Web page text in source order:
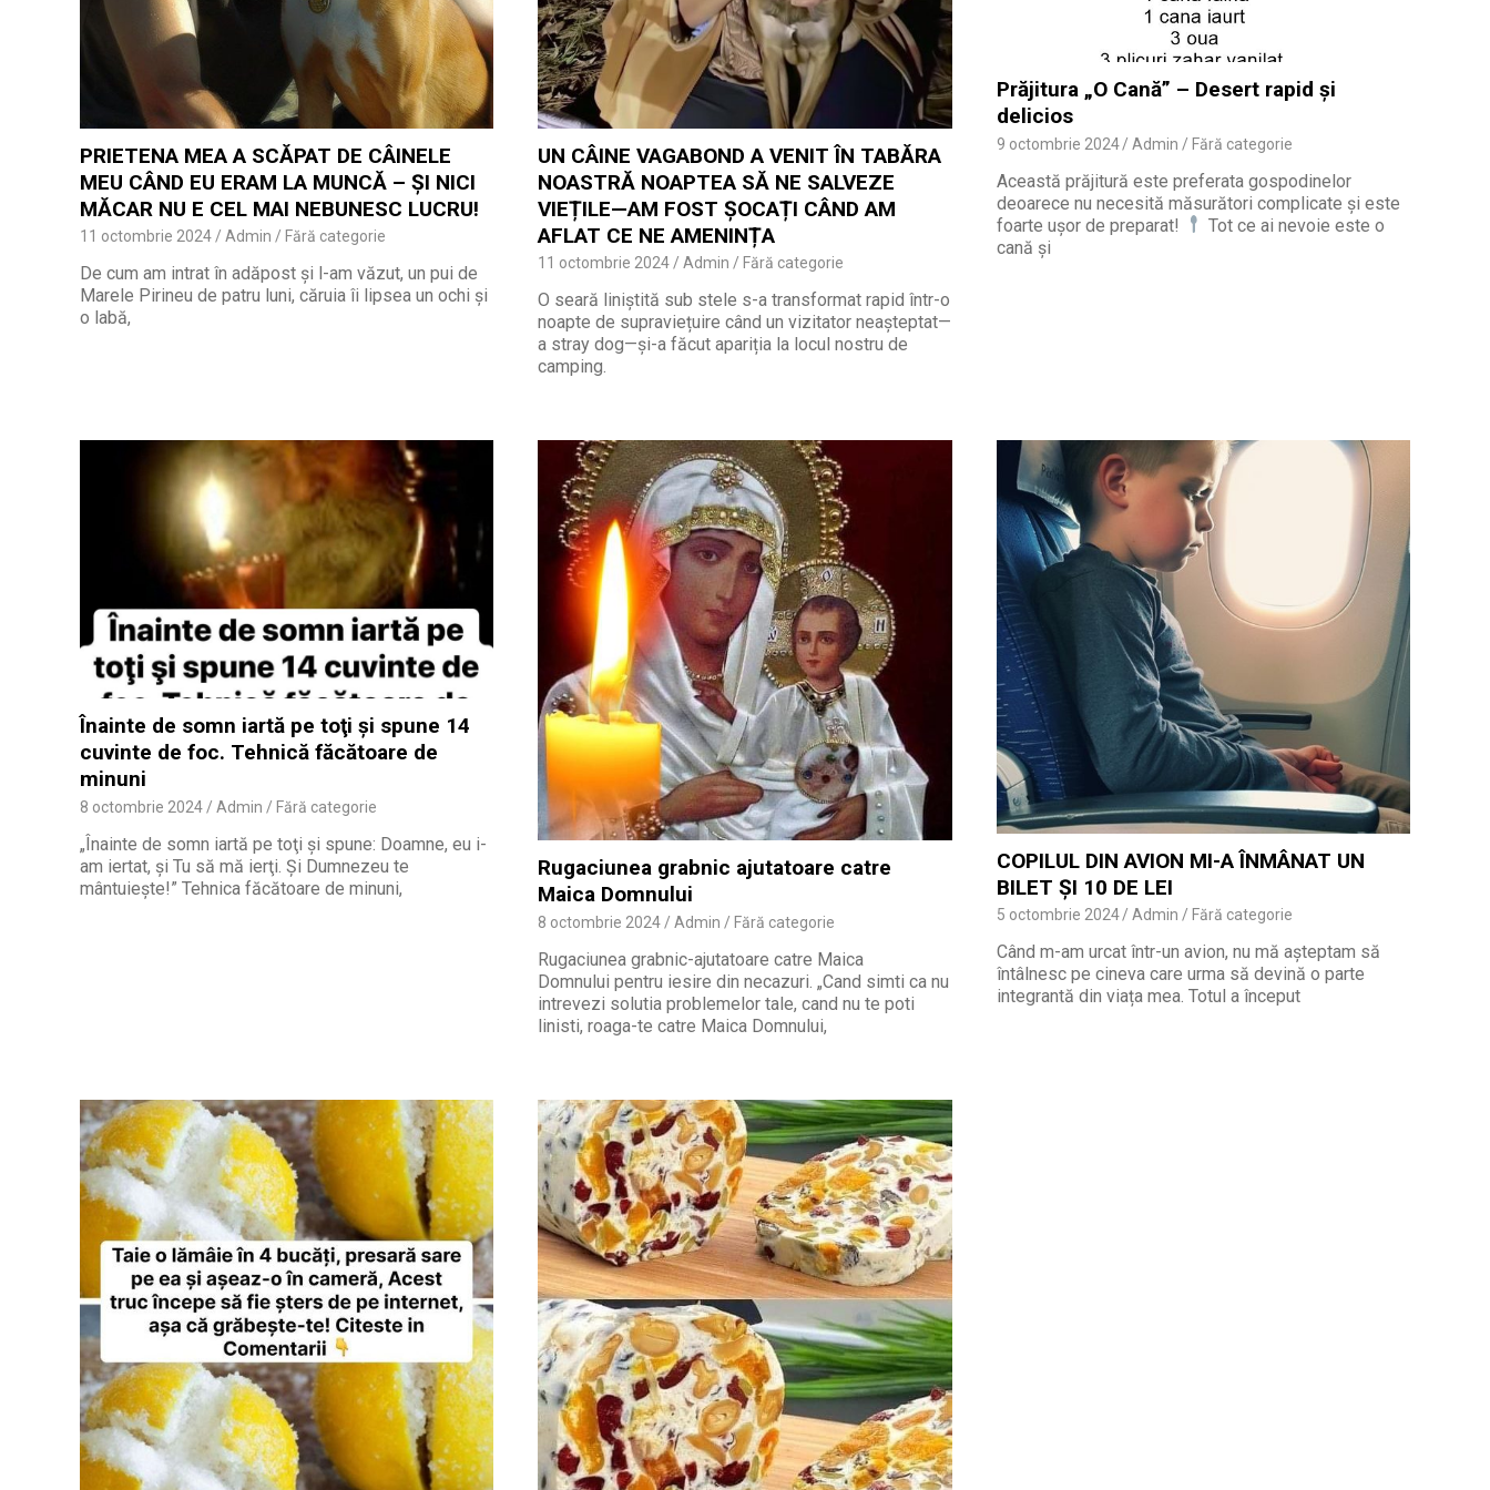
PRIETENA MEA A SCĂPAT DE CÂINELE
MEU CÂND EU ERAM LA MUNCĂ – ȘI NICI
MĂCAR NU E CEL MAI NEBUNESC LUCRU!
11 octombrie 2024 Admin Fără categorie
De cum am intrat în adăpost și l-am văzut, un pui de
Marele Pirineu de patru luni, căruia îi lipsea un ochi și
o labă,
UN CÂINE VAGABOND A VENIT ÎN TABĂRA
NOASTRĂ NOAPTEA SĂ NE SALVEZE
VIEȚILE—AM FOST ȘOCAȚI CÂND AM
AFLAT CE NE AMENINȚA
11 octombrie 2024 Admin Fără categorie
O seară liniștită sub stele s-a transformat rapid într-o
noapte de supraviețuire când un vizitator neașteptat—
a stray dog—și-a făcut apariția la locul nostru de
camping.
Prăjitura „O Cană” – Desert rapid și
delicios
9 octombrie 2024 Admin Fără categorie
Această prăjitură este preferata gospodinelor
deoarece nu necesită măsurători complicate și este
foarte ușor de preparat!
Tot ce ai nevoie este o
cană și
Înainte de somn iartă pe toţi şi spune 14
cuvinte de foc. Tehnică făcătoare de
minuni
8 octombrie 2024 Admin Fără categorie
„Înainte de somn iartă pe toţi şi spune: Doamne, eu i-
am iertat, şi Tu să mă ierţi. Şi Dumnezeu te
mântuieşte!” Tehnica făcătoare de minuni,
Rugaciunea grabnic ajutatoare catre
Maica Domnului
8 octombrie 2024 Admin Fără categorie
Rugaciunea grabnic-ajutatoare catre Maica
Domnului pentru iesire din necazuri. „Cand simti ca nu
intrevezi solutia problemelor tale, cand nu te poti
linisti, roaga-te catre Maica Domnului,
COPILUL DIN AVION MI-A ÎNMÂNAT UN
BILET ȘI 10 DE LEI
5 octombrie 2024 Admin Fără categorie
Când m-am urcat într-un avion, nu mă așteptam să
întâlnesc pe cineva care urma să devină o parte
integrantă din viața mea. Totul a început